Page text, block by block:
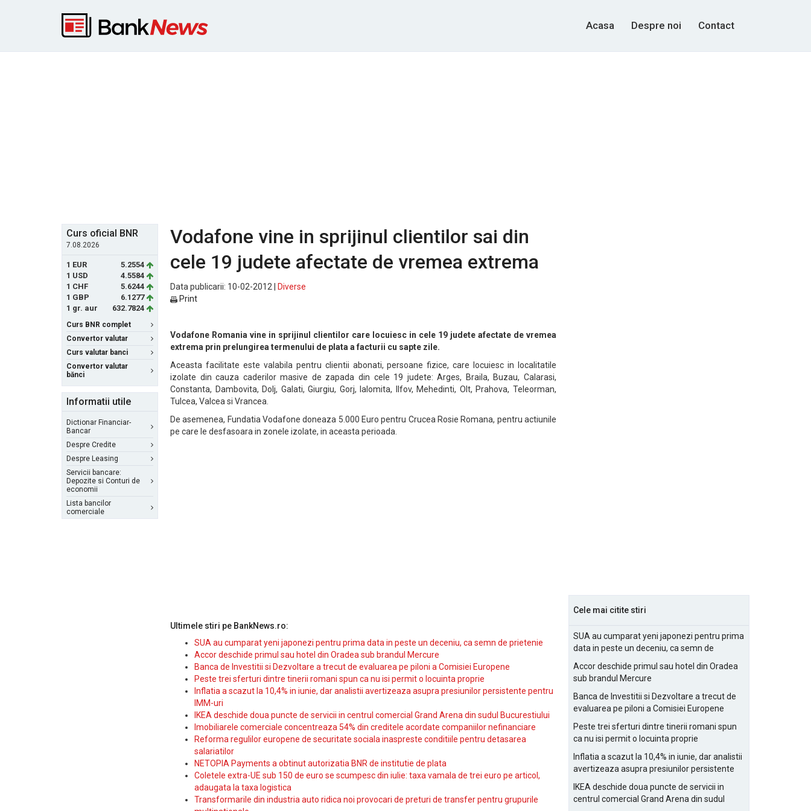
Acasa Despre noi Contact
Curs oficial BNR
7.08.2026
1 EUR
5.2554
1 USD
4.5584
1 CHF
5.6244
1 GBP
6.1277
1 gr. aur
632.7824
Curs BNR complet
Convertor valutar
Curs valutar banci
Convertor valutar
bănci
Informatii utile
Dictionar Financiar-
Bancar
Despre Credite
Despre Leasing
Servicii bancare:
Depozite si Conturi de
economii
Lista bancilor
comerciale
Vodafone vine in sprijinul clientilor sai din
cele 19 judete afectate de vremea extrema
Data publicarii: 10-02-2012 |
Diverse
Print
Vodafone Romania vine in sprijinul clientilor care locuiesc in cele 19 judete afectate de vremea
extrema prin prelungirea termenului de plata a facturii cu sapte zile.
Aceasta facilitate este valabila pentru clientii abonati, persoane fizice, care locuiesc in localitatile
izolate din cauza caderilor masive de zapada din cele 19 judete: Arges, Braila, Buzau, Calarasi,
Constanta, Dambovita, Dolj, Galati, Giurgiu, Gorj, Ialomita, Ilfov, Mehedinti, Olt, Prahova, Teleorman,
Tulcea, Valcea si Vrancea.
De asemenea, Fundatia Vodafone doneaza 5.000 Euro pentru Crucea Rosie Romana, pentru actiunile
pe care le desfasoara in zonele izolate, in aceasta perioada.
Ultimele stiri pe BankNews.ro:
SUA au cumparat yeni japonezi pentru prima data in peste un deceniu, ca semn de prietenie
Accor deschide primul sau hotel din Oradea sub brandul Mercure
Banca de Investitii si Dezvoltare a trecut de evaluarea pe piloni a Comisiei Europene
Peste trei sferturi dintre tinerii romani spun ca nu isi permit o locuinta proprie
Inflatia a scazut la 10,4% in iunie, dar analistii avertizeaza asupra presiunilor persistente pentru
IMM-uri
IKEA deschide doua puncte de servicii in centrul comercial Grand Arena din sudul Bucurestiului
Imobiliarele comerciale concentreaza 54% din creditele acordate companiilor nefinanciare
Reforma regulilor europene de securitate sociala inaspreste conditiile pentru detasarea
salariatilor
NETOPIA Payments a obtinut autorizatia BNR de institutie de plata
Coletele extra-UE sub 150 de euro se scumpesc din iulie: taxa vamala de trei euro pe articol,
adaugata la taxa logistica
Transformarile din industria auto ridica noi provocari de preturi de transfer pentru grupurile
Cele mai citite stiri
SUA au cumparat yeni japonezi pentru prima
data in peste un deceniu, ca semn de
Accor deschide primul sau hotel din Oradea
sub brandul Mercure
Banca de Investitii si Dezvoltare a trecut de
evaluarea pe piloni a Comisiei Europene
Peste trei sferturi dintre tinerii romani spun
ca nu isi permit o locuinta proprie
Inflatia a scazut la 10,4% in iunie, dar analistii
avertizeaza asupra presiunilor persistente
IKEA deschide doua puncte de servicii in
centrul comercial Grand Arena din sudul